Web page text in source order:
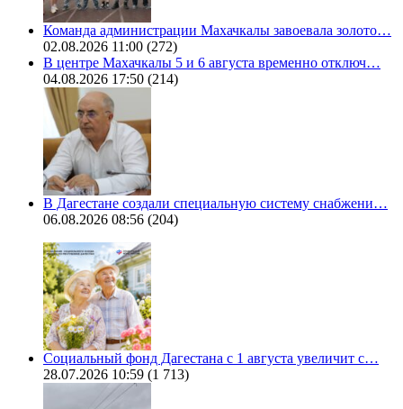
Команда администрации Махачкалы завоевала золото…
02.08.2026 11:00 (272)
В центре Махачкалы 5 и 6 августа временно отключ…
04.08.2026 17:50 (214)
В Дагестане создали специальную систему снабжени…
06.08.2026 08:56 (204)
Социальный фонд Дагестана с 1 августа увеличит с…
28.07.2026 10:59 (1 713)